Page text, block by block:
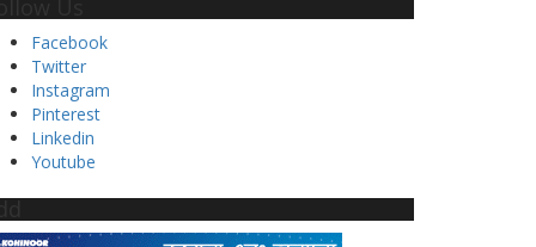
Facebook
Twitter
Instagram
Pinterest
Linkedin
Youtube